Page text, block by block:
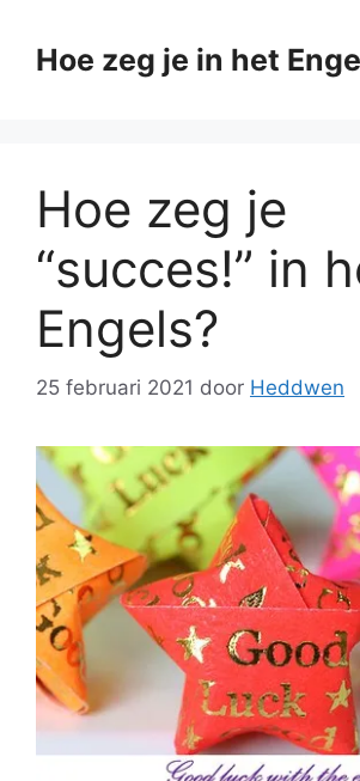
naarHoe zeg je in het
Hoe zeg je
“succes!” in
Engels?
25 februari 2021 door Heddwen